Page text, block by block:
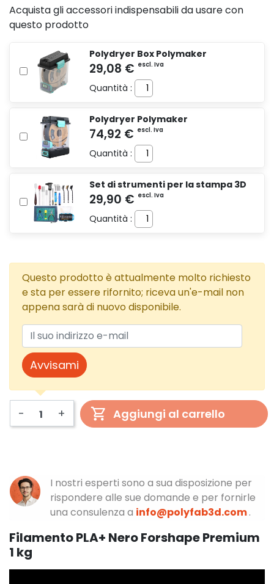
Acquista gli accessori indispensabili da usare con
questo prodotto
Polydryer Box Polymaker
Quantità :
Polydryer Polymaker
Quantità :
Set di strumenti per la stampa 3D
Quantità :
Questo prodotto è attualmente molto richiesto
e sta per essere rifornito; riceva un'e-mail non
appena sarà di nuovo disponibile.
Avvisami
- + Aggiungi al carrello
I nostri esperti sono a sua disposizione per
rispondere alle sue domande e per fornirle
una consulenza a info@polyfab3d.com.
Filamento PLA+ Nero Forshape Premium
1 kg